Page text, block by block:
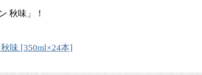
秋味」！
味 [350ml×24本]